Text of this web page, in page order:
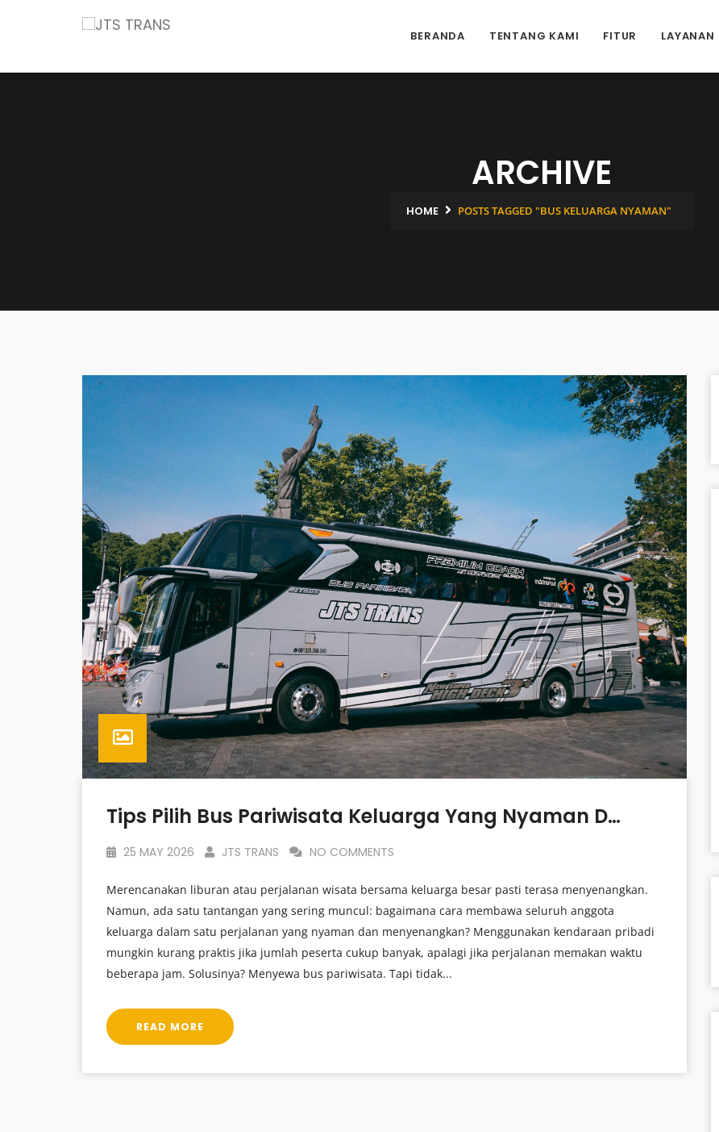
BERANDA TENTANG KAMI FITUR LAYANAN
ARCHIVE
HOME POSTS TAGGED "BUS KELUARGA NYAMAN"
Tips Pilih Bus Pariwisata Keluarga Yang Nyaman Dan Terpercaya
25 MAY 2026 JTS TRANS NO COMMENTS
Merencanakan liburan atau perjalanan wisata bersama keluarga besar pasti terasa menyenangkan.
Namun, ada satu tantangan yang sering muncul: bagaimana cara membawa seluruh anggota
keluarga dalam satu perjalanan yang nyaman dan menyenangkan? Menggunakan kendaraan pribadi
mungkin kurang praktis jika jumlah peserta cukup banyak, apalagi jika perjalanan memakan waktu
beberapa jam. Solusinya? Menyewa bus pariwisata. Tapi tidak...
READ MORE